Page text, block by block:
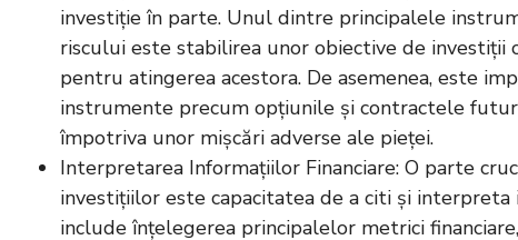
investiție în parte. Unul dintre principalele
riscului este stabilirea unor obiective de investiții
pentru atingerea acestora. De asemenea, este
instrumente precum opțiunile și contractele
împotriva unor mișcări adverse ale pieței.
Interpretarea Informațiilor Financiare: O parte
investițiilor este capacitatea de a citi și interpreta
include înțelegerea principalelor metrici